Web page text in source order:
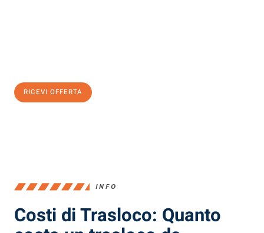
RICEVI OFFERTA
INFO
Costi di Trasloco: Quanto